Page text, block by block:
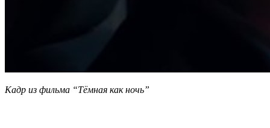
Кадр из фильма “Тёмная как ночь”